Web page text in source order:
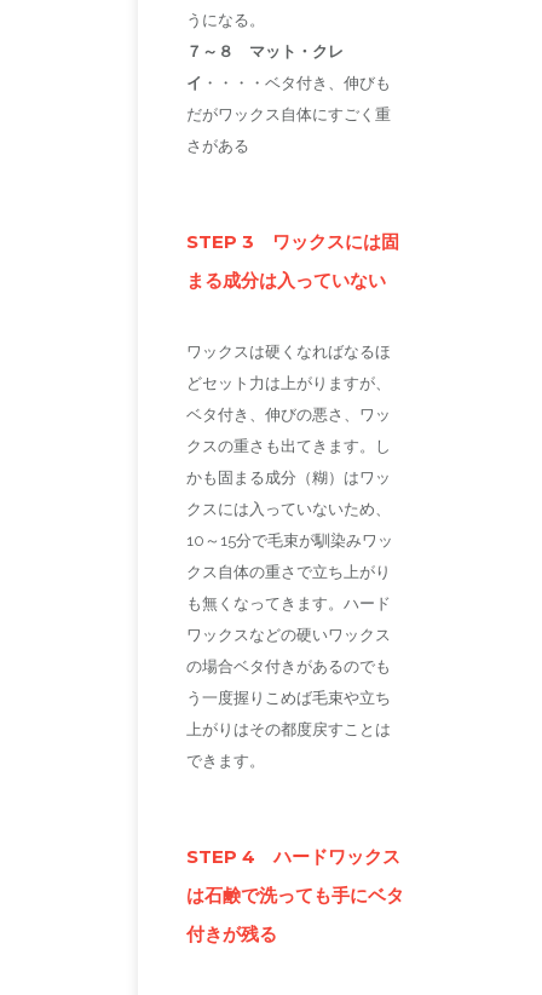
うになる。
７～８ マット・クレ
イ ・・・・ベタ付き、伸びも
だがワックス自体にすごく重
さがある
STEP 3 ワックスには固
まる成分は入っていない
ワックスは硬くなればなるほ
どセット力は上がりますが、
ベタ付き、伸びの悪さ、ワッ
クスの重さも出てきます。し
かも固まる成分（糊）はワッ
クスには入っていないため、
10～15分で毛束が馴染みワッ
クス自体の重さで立ち上がり
も無くなってきます。ハード
ワックスなどの硬いワックス
の場合ベタ付きがあるのでも
う一度握りこめば毛束や立ち
上がりはその都度戻すことは
できます。
STEP 4 ハードワックス
は石鹸で洗っても手にベタ
付きが残る